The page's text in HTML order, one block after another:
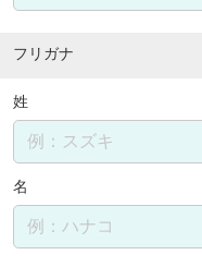
フリガナ
姓
名